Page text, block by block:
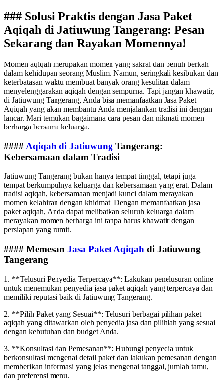
### Solusi Praktis dengan Jasa Paket
Aqiqah di Jatiuwung Tangerang: Pesan
Sekarang dan Rayakan Momennya!
Momen aqiqah merupakan momen yang sakral dan penuh berkah
dalam kehidupan seorang Muslim. Namun, seringkali kesibukan dan
keterbatasan waktu membuat banyak orang kesulitan dalam
menyelenggarakan aqiqah dengan sempurna. Tapi jangan khawatir,
di Jatiuwung Tangerang, Anda bisa memanfaatkan Jasa Paket
Aqiqah yang akan membantu Anda menjalankan tradisi ini dengan
lancar. Mari temukan bagaimana cara pesan dan nikmati momen
berharga bersama keluarga.
#### Aqiqah di Jatiuwung Tangerang:
Kebersamaan dalam Tradisi
Jatiuwung Tangerang bukan hanya tempat tinggal, tetapi juga
tempat berkumpulnya keluarga dan kebersamaan yang erat. Dalam
tradisi aqiqah, kebersamaan menjadi kunci dalam merayakan
momen kelahiran dengan khidmat. Dengan memanfaatkan jasa
paket aqiqah, Anda dapat melibatkan seluruh keluarga dalam
merayakan momen berharga ini tanpa harus khawatir dengan
persiapan yang rumit.
#### Memesan Jasa Paket Aqiqah di Jatiuwung
Tangerang
1. **Telusuri Penyedia Terpercaya**: Lakukan penelusuran online
untuk menemukan penyedia jasa paket aqiqah yang terpercaya dan
memiliki reputasi baik di Jatiuwung Tangerang.
2. **Pilih Paket yang Sesuai**: Telusuri berbagai pilihan paket
aqiqah yang ditawarkan oleh penyedia jasa dan pilihlah yang sesuai
dengan kebutuhan dan budget Anda.
3. **Konsultasi dan Pemesanan**: Hubungi penyedia untuk
berkonsultasi mengenai detail paket dan lakukan pemesanan dengan
memberikan informasi yang jelas mengenai tanggal, jumlah tamu,
dan preferensi menu.